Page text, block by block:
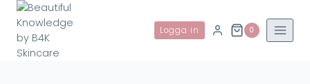
Skip
content
Logga in 0